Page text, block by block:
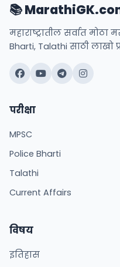
📚
महाराष्ट्रातील सर्वात मोठा
Bharti, Talathi साठी लाखो
परीक्षा
MPSC
Police Bharti
Talathi
Current Affairs
विषय
इतिहास